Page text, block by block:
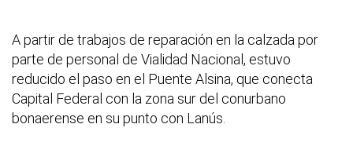
A partir de trabajos de reparación en la calzada por
parte de personal de Vialidad Nacional, estuvo
reducido el paso en el Puente Alsina, que conecta
Capital Federal con la zona sur del conurbano
bonaerense en su punto con Lanús.